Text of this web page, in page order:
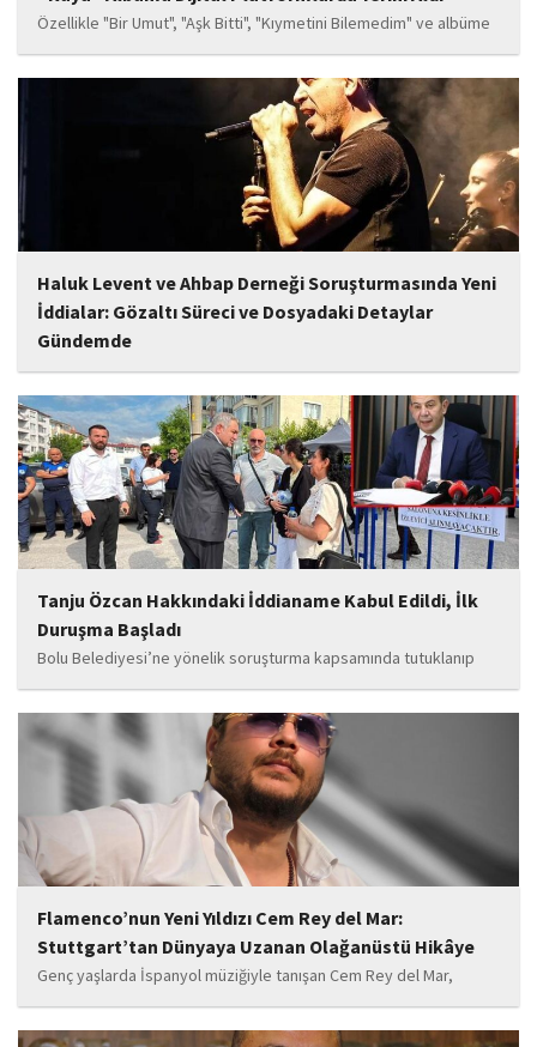
Özellikle "Bir Umut", "Aşk Bitti", "Kıymetini Bilemedim" ve albüme
adını veren "Rüya" parçalarının kısa süre içerisinde öne çıkan
eserler arasında yer alması bekleniyor. Albüm, sanatçının önceki
çalışmalarına göre daha olgun,...
Haluk Levent ve Ahbap Derneği Soruşturmasında Yeni
İddialar: Gözaltı Süreci ve Dosyadaki Detaylar
Gündemde
İstanbul Cumhuriyet Başsavcılığı tarafından yürütülen ve Haluk
Levent ile kurucusu olduğu Ahbap Derneği'ni kapsadığı belirtilen
soruşturmaya ilişkin yeni iddialar gündeme geldi. Edinilen
bilgilere göre, soruşturmanın ani bir operasyonla değil, aylar...
Tanju Özcan Hakkındaki İddianame Kabul Edildi, İlk
Duruşma Başladı
Bolu Belediyesi’ne yönelik soruşturma kapsamında tutuklanıp
belediye başkanlığı görevinden uzaklaştırılan Tanju Özcan’ın da
aralarında bulunduğu 6’sı tutuklu 19 sanığın yargılandığı dava
başladı.
Flamenco’nun Yeni Yıldızı Cem Rey del Mar:
Stuttgart’tan Dünyaya Uzanan Olağanüstü Hikâye
Genç yaşlarda İspanyol müziğiyle tanışan Cem Rey del Mar,
flamenco kültürünün büyüleyici atmosferinden etkilenerek
kendisini bu alana yönlendirdi. Saatler süren disiplinli çalışmalar,